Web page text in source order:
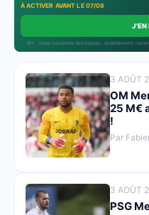
À ACTIVER AVANT LE 07/08
J'EN
18+ · Jouer comporte des risques : endettement,
3 AOÛT
OM
25 M€
!
Par
3 AOÛT
PSG